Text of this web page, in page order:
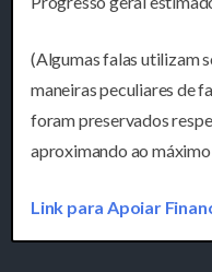
(Algumas falas utilizam
maneiras peculiares de
foram preservados
aproximando ao
Link para Apoiar